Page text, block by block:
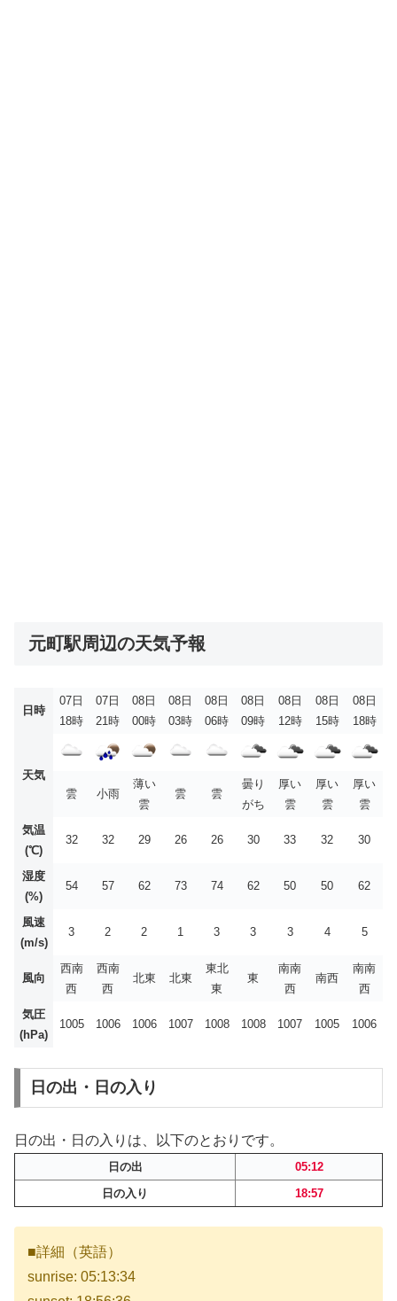
元町駅周辺の天気予報
日時
07日
18時
07日
21時
08日
00時
08日
03時
08日
06時
08日
09時
08日
12時
08日
15時
08日
18時
天気
雲
小雨
薄い
雲
雲 雲
曇り
がち
厚い
雲
厚い
雲
厚い
雲
気温
(℃)
32 32 29 26 26 30 33 32 30
湿度
(%)
54 57 62 73 74 62 50 50 62
風速
(m/s)
3 2 2 1 3 3 3 4 5
風向
西南
西
西南
西
北東 北東
東北
東
東
南南
西
南西
南南
西
気圧
(hPa)
1005 1006 1006 1007 1008 1008 1007 1005 1006
日の出・日の入り
日の出・日の入りは、以下のとおりです。
日の出
05:12
日の入り
18:57
■詳細（英語）
sunrise: 05:13:34